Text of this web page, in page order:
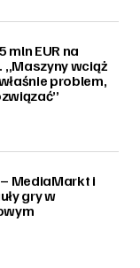
mln EUR na
„Maszyny wciąż
problem,
MediaMarkt i
gry w